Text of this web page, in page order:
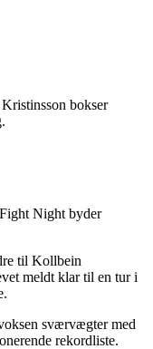
bokser
Night byder
til Kollbein
meldt klar til en tur i
sværvægter med
rekordliste.